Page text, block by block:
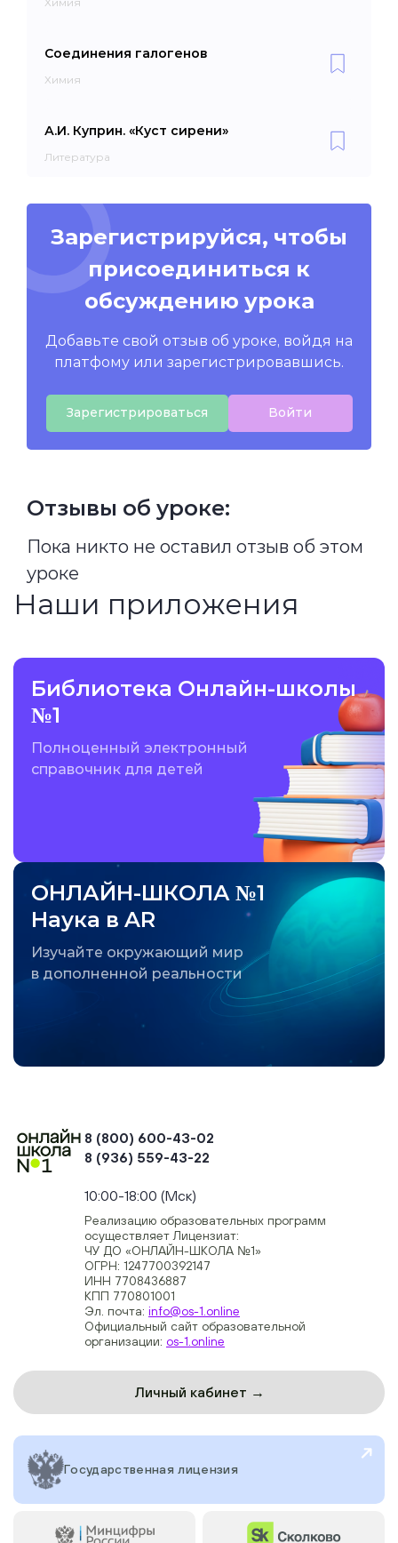
Соединения галогенов
Химия
А.И. Куприн. «Куст сирени»
Литература
Зарегистрируйся, чтобы
присоединиться к
обсуждению урока
Добавьте свой отзыв об уроке, войдя на
платфому или зарегистрировавшись.
Зарегистрироваться Войти
Отзывы об уроке:
Пока никто не оставил отзыв об этом
уроке
Наши приложения
Библиотека Онлайн-школы
№1
Полноценный электронный
справочник для детей
ОНЛАЙН-ШКОЛА №1
Наука в AR
Изучайте окружающий мир
в дополненной реальности
8 (800) 600-43-02
8 (936) 559-43-22
10:00-18:00 (Мск)
Реализацию образовательных программ
осуществляет Лицензиат:
ЧУ ДО «ОНЛАЙН-ШКОЛА №1»
ОГРН: 1247700392147
ИНН 7708436887
КПП 770801001
Эл. почта: info@os-1.online
Официальный сайт образовательной
организации: os-1.online
Личный кабинет →
Государственная лицензия